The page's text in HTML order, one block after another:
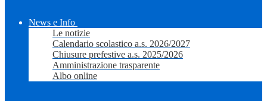
News e Info
Le notizie
Calendario scolastico a.s. 2026/2027
Chiusure prefestive a.s. 2025/2026
Amministrazione trasparente
Albo online